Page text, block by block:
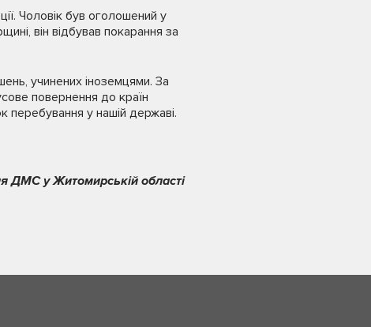
Чоловік був оголошений у
він відбував покарання за
учинених іноземцями. За
повернення до країн
у нашій державі.
ДМС у Житомирській області